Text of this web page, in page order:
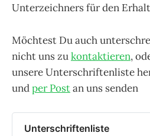
Unterzeichners für den
Möchtest Du auch
nicht uns zukontaktieren,
unsere Unterschriftenliste
undper Postan uns senden
Unterschriftenliste